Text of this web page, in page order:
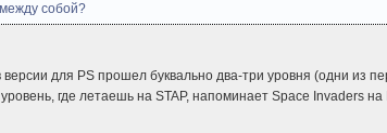
собой?
версии для PS прошел буквально два-три уровня (одни
где летаешь на STAP, напоминает Space Invaders